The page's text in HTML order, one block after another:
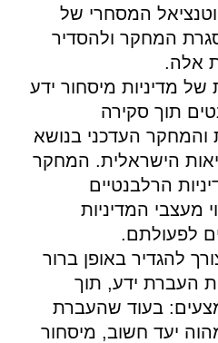
המסחרי של
המחקר ולהסדיר
אלה.
מדיניות מיסחור ידע
תוך סקירה
והמחקר העדכני בנושא
הישראלית. המחקר
הרלבנטיים
מעצבי המדיניות
לפעולתם.
להגדיר באופן ברור
העברת ידע, תוך
בעוד שהעברת
יעד חשוב, מיסחור